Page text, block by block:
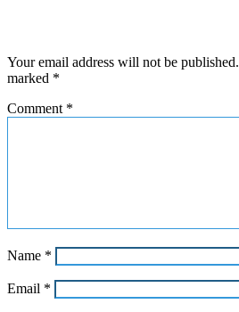
Your email address will not be published.
marked *
Comment *
Name *
Email *